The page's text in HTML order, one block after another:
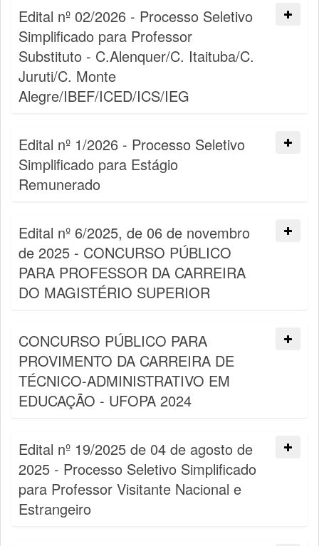
Edital nº 02/2026 - Processo Seletivo
Simplificado para Professor
Substituto - C.Alenquer/C. Itaituba/C.
Juruti/C. Monte
Alegre/IBEF/ICED/ICS/IEG
Edital nº 1/2026 - Processo Seletivo
Simplificado para Estágio
Remunerado
Edital nº 6/2025, de 06 de novembro
de 2025 - CONCURSO PÚBLICO
PARA PROFESSOR DA CARREIRA
DO MAGISTÉRIO SUPERIOR
CONCURSO PÚBLICO PARA
PROVIMENTO DA CARREIRA DE
TÉCNICO-ADMINISTRATIVO EM
EDUCAÇÃO - UFOPA 2024
Edital nº 19/2025 de 04 de agosto de
2025 - Processo Seletivo Simplificado
para Professor Visitante Nacional e
Estrangeiro